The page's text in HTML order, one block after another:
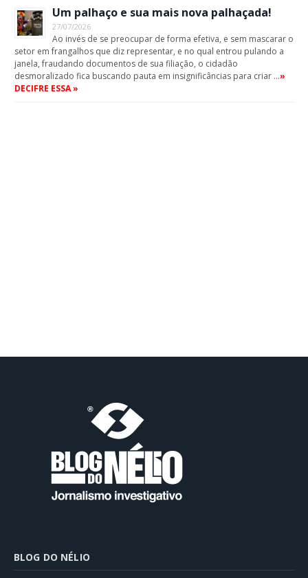
Um palhaço e sua mais nova palhaçada!
27/07/2026
Ao invés de se preocupar de forma efetiva, e sem mascarar o
setor em frangalhos que diz representar, e no qual entrou pulando a
janela, fraudando documentos de sua filiação, o cidadão
desmoralizado fica buscando pauta em insignificâncias para criar …»
DECIFRE ESSA »
BLOG DO NÉLIO